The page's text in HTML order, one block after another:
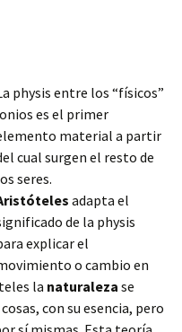
physis entre los “físicos”
es el primer
material a partir
cual surgen el resto de
seres.
adapta el
de la physis
explicar el
o cambio en
la naturaleza se
con su esencia, pero